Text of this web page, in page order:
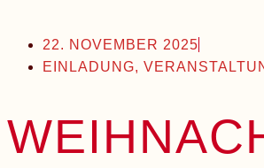
22. NOVEMBER 2025
EINLADUNG,